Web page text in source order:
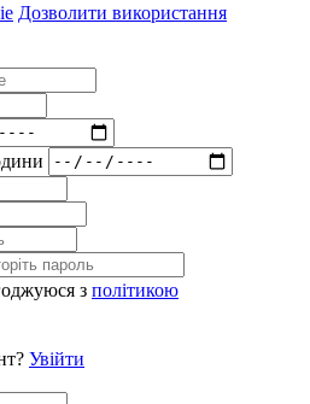
Дозволити використання
з політикою
Увійти